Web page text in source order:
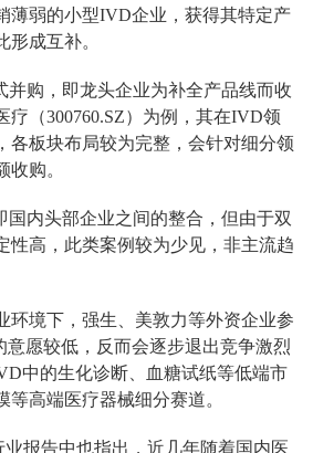
薄弱的小型IVD企业，获得其特定产
形成互补。
并购，即龙头企业为补全产品线而收
疗（300760.SZ）为例，其在IVD领
各板块布局较为完整，会针对细分领
购。
国内头部企业之间的整合，但由于双
性高，此类案例较为少见，非主流趋
环境下，强生、美敦力等外资企业参
愿较低，反而会逐步退出竞争激烈
中的生化诊断、血糖试纸等低端市
高端医疗器械细分赛道。
报告中也指出，近几年随着国内医